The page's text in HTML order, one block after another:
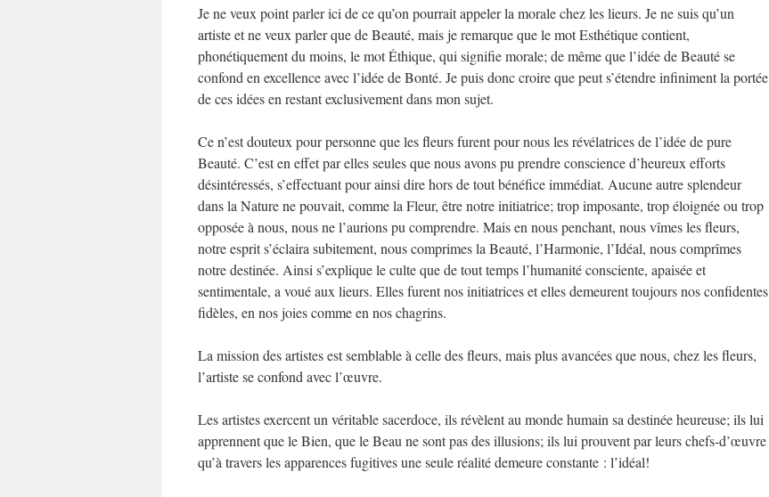
Je ne veux point parler ici de ce qu’on pourrait appeler la morale chez les lieurs. Je ne suis qu’un
artiste et ne veux parler que de Beauté, mais je remarque que le mot Esthétique contient,
phonétiquement du moins, le mot Éthique, qui signifie morale; de même que l’idée de Beauté se
confond en excellence avec l’idée de Bonté. Je puis donc croire que peut s’étendre infiniment la portée
de ces idées en restant exclusivement dans mon sujet.
Ce n’est douteux pour personne que les fleurs furent pour nous les révélatrices de l’idée de pure
Beauté. C’est en effet par elles seules que nous avons pu prendre conscience d’heureux efforts
désintéressés, s’effectuant pour ainsi dire hors de tout bénéfice immédiat. Aucune autre splendeur
dans la Nature ne pouvait, comme la Fleur, être notre initiatrice; trop imposante, trop éloignée ou trop
opposée à nous, nous ne l’aurions pu comprendre. Mais en nous penchant, nous vîmes les fleurs,
notre esprit s’éclaira subitement, nous comprimes la Beauté, l’Harmonie, l’Idéal, nous comprîmes
notre destinée. Ainsi s’explique le culte que de tout temps l’humanité consciente, apaisée et
sentimentale, a voué aux lieurs. Elles furent nos initiatrices et elles demeurent toujours nos confidentes
fidèles, en nos joies comme en nos chagrins.
La mission des artistes est semblable à celle des fleurs, mais plus avancées que nous, chez les fleurs,
l’artiste se confond avec l’œuvre.
Les artistes exercent un véritable sacerdoce, ils révèlent au monde humain sa destinée heureuse; ils lui
apprennent que le Bien, que le Beau ne sont pas des illusions; ils lui prouvent par leurs chefs-d’œuvre
qu’à travers les apparences fugitives une seule réalité demeure constante : l’idéal!